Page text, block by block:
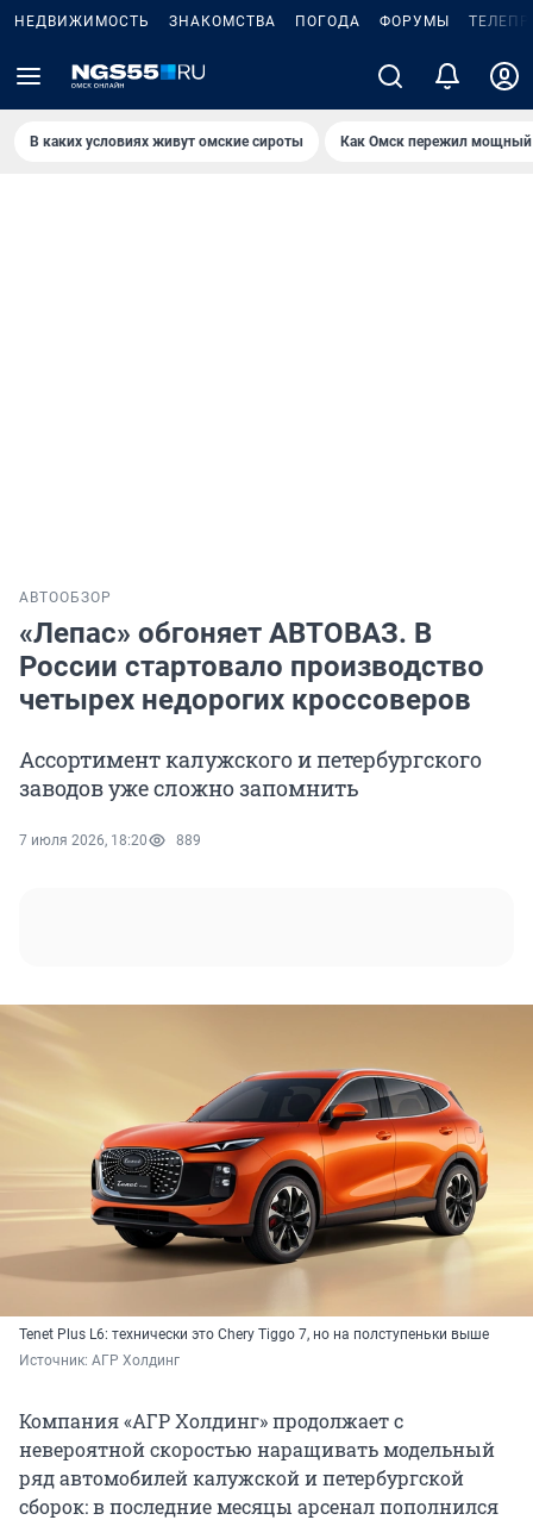
НЕДВИЖИМОСТЬ ЗНАКОМСТВА ПОГОДА ФОРУМЫ
В каких условиях живут омские сироты Как Омск пережил мощный
АВТООБЗОР
«Лепас» обгоняет АВТОВАЗ. В
России стартовало производство
четырех недорогих кроссоверов
Ассортимент калужского и петербургского
заводов уже сложно запомнить
7 июля 2026, 18:20 889
Tenet Plus L6: технически это Chery Tiggo 7, но на полступеньки выше
Источник: АГР Холдинг
Компания «АГР Холдинг» продолжает с
невероятной скоростью наращивать модельный
ряд автомобилей калужской и петербургской
сборок: в последние месяцы арсенал пополнился